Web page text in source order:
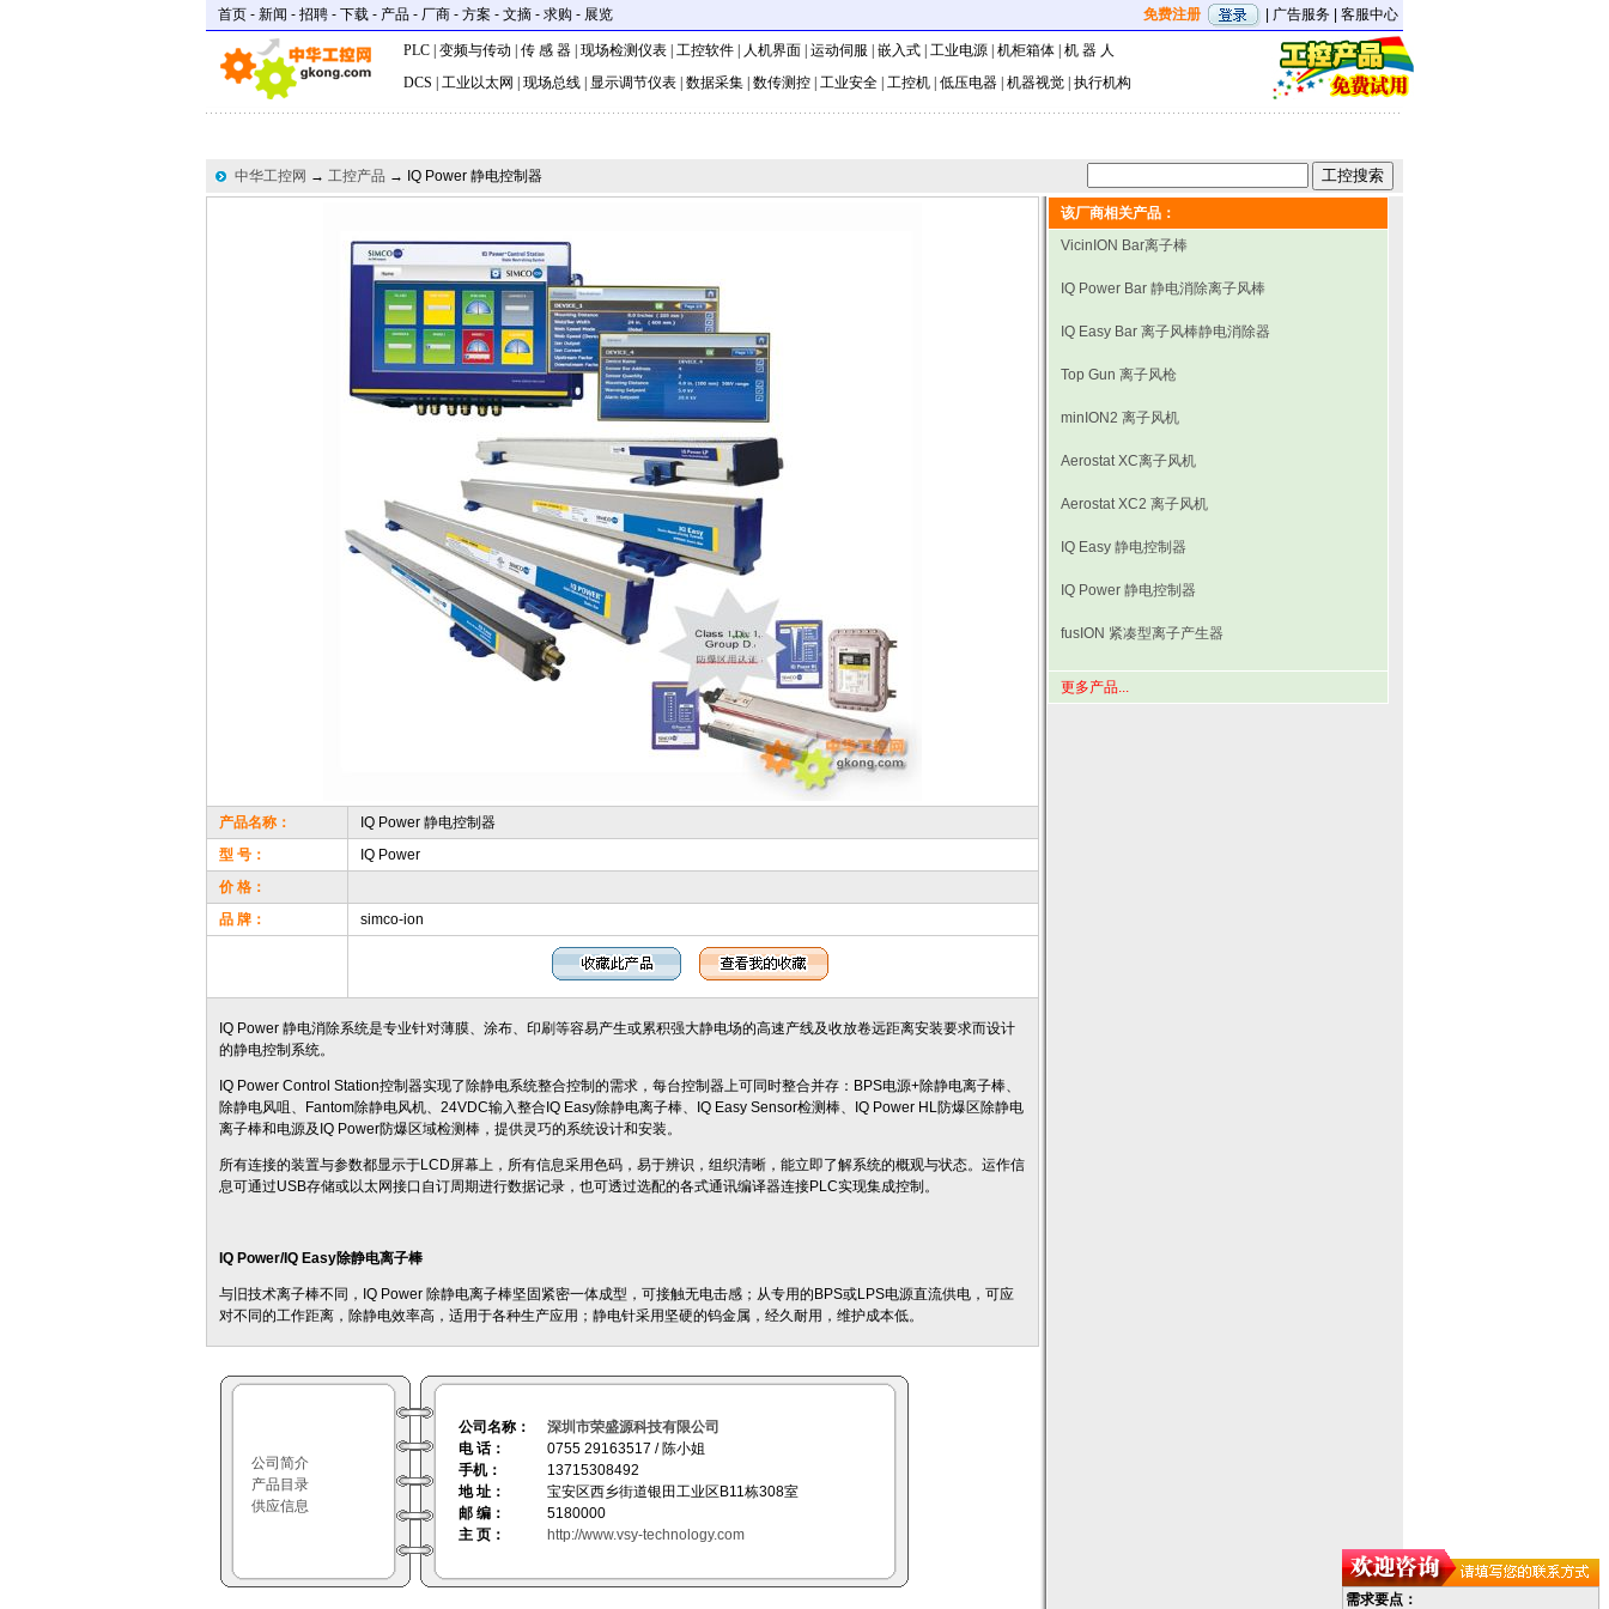
首页 - 新闻 - 招聘 - 下载 - 产品 - 厂商 - 方案 - 文摘 - 求购 - 展览 免费注册 广告服务 客服中心
PLC 变频与传动 传 感 器 现场检测仪表 工控软件 人机界面 运动伺服 嵌入式 工业电源 机柜箱体 机 器 人
DCS
工业以太网 现场总线 显示调节仪表 数据采集 数传测控 工业安全 工控机 低压电器 机器视觉 执行机构
中华工控网 → 工控产品 → IQ Power 静电控制器
产品名称：
IQ Power 静电控制器
型 号：
IQ Power
价 格：
品 牌：
simco-ion
IQ Power 静电消除系统是专业针对薄膜、涂布、印刷等容易产生或累积强大静电场的高速产线及收放卷远距离安装要求而设计
的静电控制系统。
IQ Power Control Station控制器实现了除静电系统整合控制的需求，每台控制器上可同时整合并存：BPS电源+除静电离子棒、
除静电风咀、Fantom除静电风机、24VDC输入整合IQ Easy除静电离子棒、IQ Easy Sensor检测棒、IQ Power HL防爆区除静电
离子棒和电源及IQ Power防爆区域检测棒，提供灵巧的系统设计和安装。
所有连接的装置与参数都显示于LCD屏幕上，所有信息采用色码，易于辨识，组织清晰，能立即了解系统的概观与状态。运作信
息可通过USB存储或以太网接口自订周期进行数据记录，也可透过选配的各式通讯编译器连接PLC实现集成控制。
IQ Power/IQ Easy除静电离子棒
与旧技术离子棒不同，IQ Power 除静电离子棒坚固紧密一体成型，可接触无电击感；从专用的BPS或LPS电源直流供电，可应
对不同的工作距离，除静电效率高，适用于各种生产应用；静电针采用坚硬的钨金属，经久耐用，维护成本低。
公司简介
产品目录
供应信息
公司名称：
深圳市荣盛源科技有限公司
电 话：
0755 29163517 / 陈小姐
手机：
13715308492
地 址：
宝安区西乡街道银田工业区B11栋308室
邮 编：
5180000
主 页：
http://www.vsy-technology.com
该厂商相关产品：
VicinION Bar离子棒
IQ Power Bar 静电消除离子风棒
IQ Easy Bar 离子风棒静电消除器
Top Gun 离子风枪
minION2 离子风机
Aerostat XC离子风机
Aerostat XC2 离子风机
IQ Easy 静电控制器
IQ Power 静电控制器
fusION 紧凑型离子产生器
更多产品...